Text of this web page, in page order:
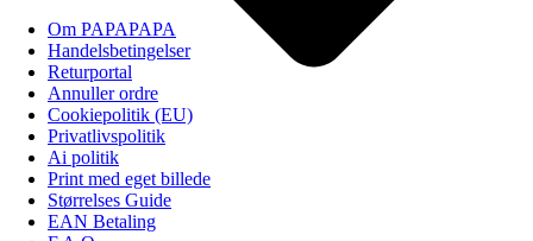
Om PAPAPAPA
Handelsbetingelser
Returportal
Annuller ordre
Cookiepolitik (EU)
Privatlivspolitik
Ai politik
Print med eget billede
Størrelses Guide
EAN Betaling